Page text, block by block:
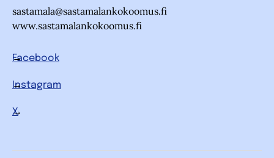
sastamala@sastamalankokoomus.fi
www.sastamalankokoomus.fi
Facebook
Instagram
X